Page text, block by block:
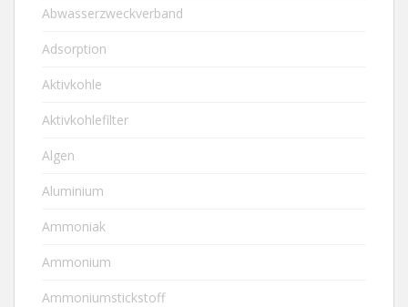
Abwasserzweckverband
Adsorption
Aktivkohle
Aktivkohlefilter
Algen
Aluminium
Ammoniak
Ammonium
Ammoniumstickstoff